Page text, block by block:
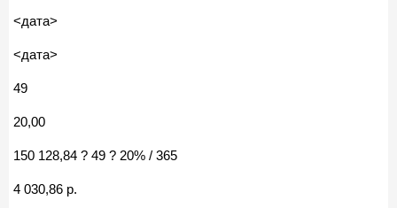
<дата>
<дата>
49
20,00
150 128,84 ? 49 ? 20% / 365
4 030,86 р.